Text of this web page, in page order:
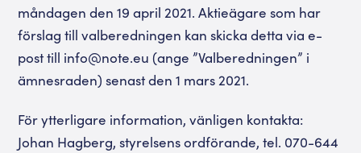
måndagen den 19 april 2021. Aktieägare som har
förslag till valberedningen kan skicka detta via e-
post till info@note.eu (ange ”Valberedningen” i
ämnesraden) senast den 1 mars 2021.
För ytterligare information, vänligen kontakta:
Johan Hagberg, styrelsens ordförande, tel. 070-644